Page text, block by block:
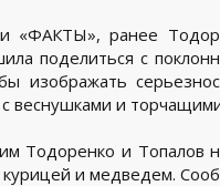
«ФАКТЫ», ранее
поделиться с
изображать
с веснушками и
Тодоренко и Топалов
Instagram